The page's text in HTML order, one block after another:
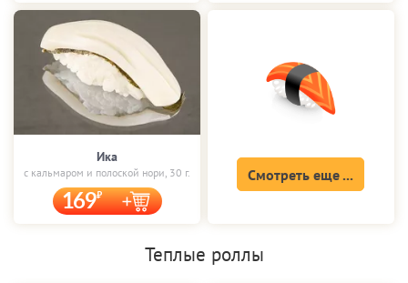
Ика
с кальмаром и полоской нори, 30 г.
169
Смотреть еще ...
Теплые роллы